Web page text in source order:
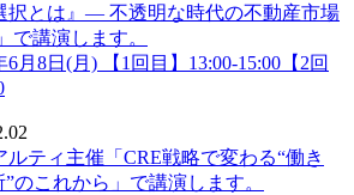
択とは』― 不透明な時代の不動産市場
講演します。
6月8日(月) 【1回目】13:00-15:00【2回
ルティ主催「CRE戦略で変わる“働き
のこれから」で講演します。